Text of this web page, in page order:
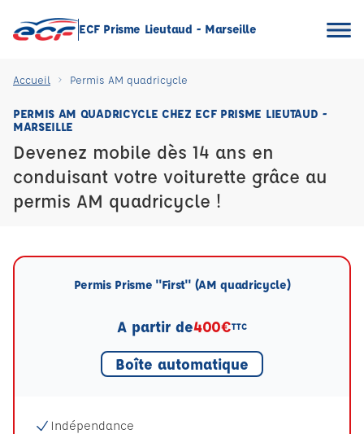
ECF Prisme Lieutaud - Marseille
Accueil Permis AM quadricycle
PERMIS AM QUADRICYCLE CHEZ ECF PRISME LIEUTAUD -
MARSEILLE
Devenez mobile dès 14 ans en
conduisant votre voiturette grâce au
permis AM quadricycle !
Permis Prisme "First" (AM quadricycle)
A partir de400€TTC
Boîte automatique
Indépendance